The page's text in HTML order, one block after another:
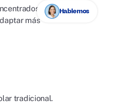
más
tradicional.
Hablemos